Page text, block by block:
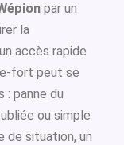
par un
la
accès rapide
fort peut se
: panne du
ou simple
de situation, un